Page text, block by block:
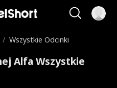
/ Wszystkie Odcinki
Alfa Wszystkie